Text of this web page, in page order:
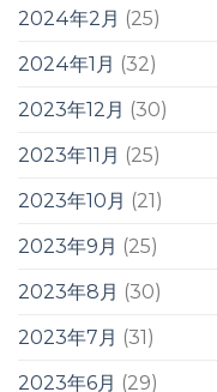
2024年2月 (25)
2024年1月 (32)
2023年12月 (30)
2023年11月 (25)
2023年10月 (21)
2023年9月 (25)
2023年8月 (30)
2023年7月 (31)
2023年6月 (29)